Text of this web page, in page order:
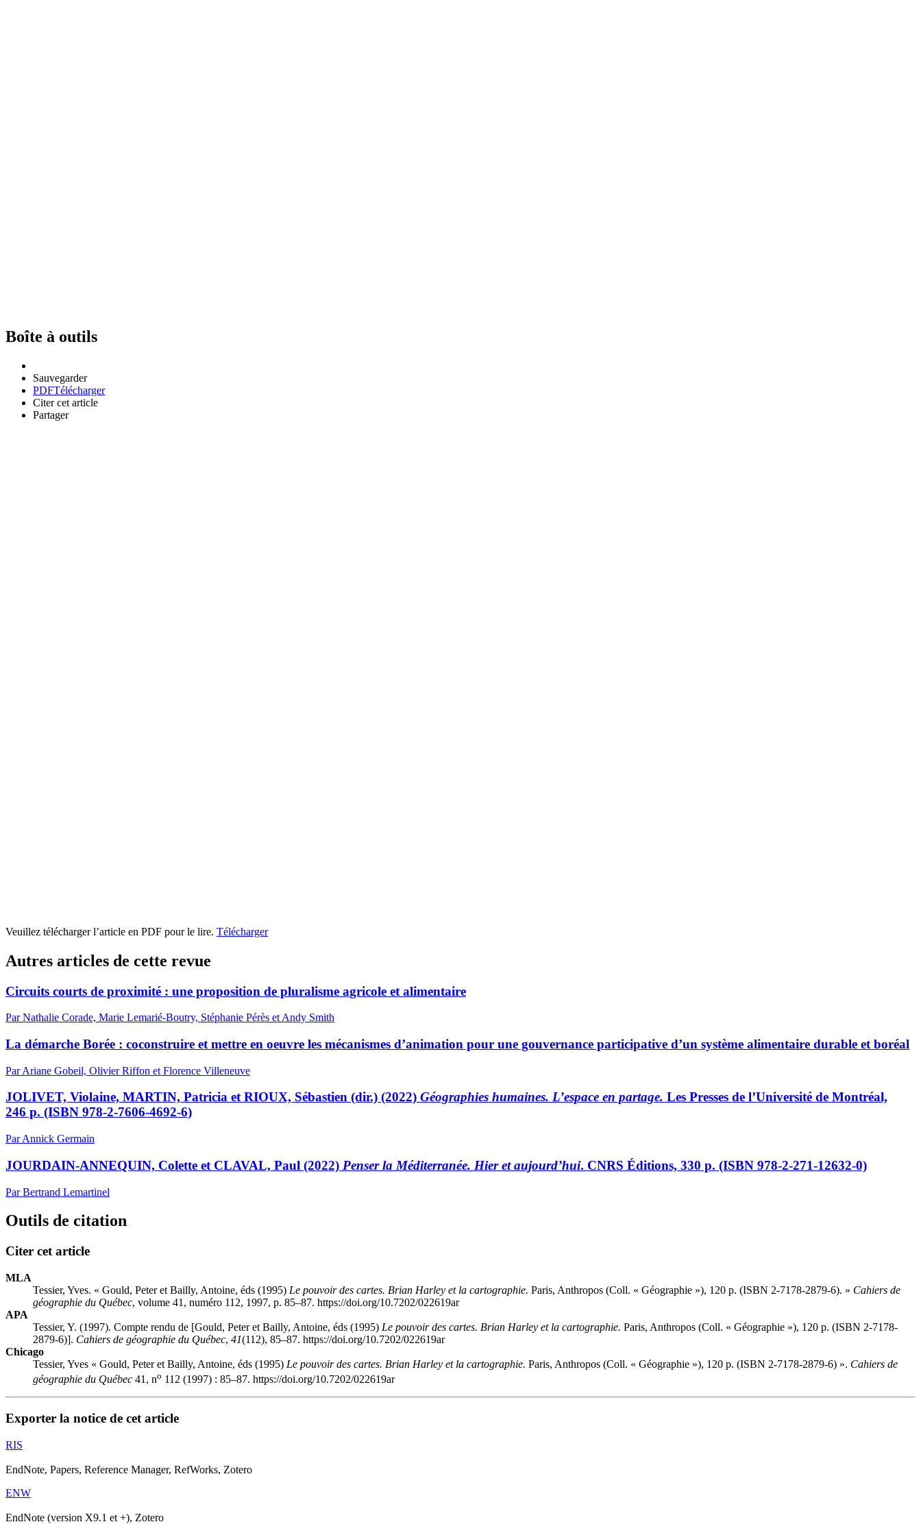
Boîte à outils
Sauvegarder
PDFTélécharger
Citer cet article
Partager
Veuillez télécharger l’article en PDF pour le lire. Télécharger
Autres articles de cette revue
Circuits courts de proximité : une proposition de pluralisme agricole et alimentaire
Par Nathalie Corade, Marie Lemarié-Boutry, Stéphanie Pérès et Andy Smith
La démarche Borée : coconstruire et mettre en oeuvre les mécanismes d’animation pour une gouvernance participative d’un système alimentaire durable et boréal
Par Ariane Gobeil, Olivier Riffon et Florence Villeneuve
JOLIVET, Violaine, MARTIN, Patricia et RIOUX, Sébastien (dir.) (2022) Géographies humaines. L’espace en partage. Les Presses de l’Université de Montréal,
246 p. (ISBN 978-2-7606-4692-6)
Par Annick Germain
JOURDAIN-ANNEQUIN, Colette et CLAVAL, Paul (2022) Penser la Méditerranée. Hier et aujourd’hui. CNRS Éditions, 330 p. (ISBN 978-2-271-12632-0)
Par Bertrand Lemartinel
Outils de citation
Citer cet article
MLA
Tessier, Yves. « Gould, Peter et Bailly, Antoine, éds (1995) Le pouvoir des cartes. Brian Harley et la cartographie. Paris, Anthropos (Coll. « Géographie »), 120 p. (ISBN 2-7178-2879-6). » Cahiers de
géographie du Québec, volume 41, numéro 112, 1997, p. 85–87. https://doi.org/10.7202/022619ar
APA
Tessier, Y. (1997). Compte rendu de [Gould, Peter et Bailly, Antoine, éds (1995) Le pouvoir des cartes. Brian Harley et la cartographie. Paris, Anthropos (Coll. « Géographie »), 120 p. (ISBN 2-7178-
2879-6)]. Cahiers de géographie du Québec, 41(112), 85–87. https://doi.org/10.7202/022619ar
Chicago
Tessier, Yves « Gould, Peter et Bailly, Antoine, éds (1995) Le pouvoir des cartes. Brian Harley et la cartographie. Paris, Anthropos (Coll. « Géographie »), 120 p. (ISBN 2-7178-2879-6) ». Cahiers de
géographie du Québec 41, no 112 (1997) : 85–87. https://doi.org/10.7202/022619ar
Exporter la notice de cet article
RIS
EndNote, Papers, Reference Manager, RefWorks, Zotero
ENW
EndNote (version X9.1 et +), Zotero